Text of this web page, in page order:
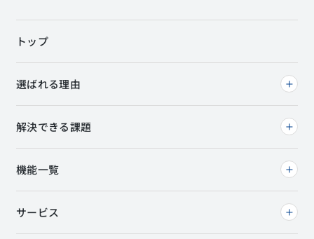
トップ
選ばれる理由
解決できる課題
機能一覧
サービス